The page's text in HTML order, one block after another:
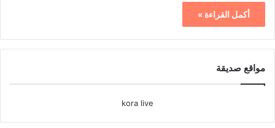
أكمل القراءة »
مواقع صديقة
kora live